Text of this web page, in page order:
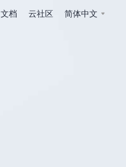
文档 云社区 简体中文